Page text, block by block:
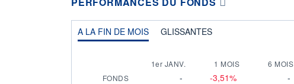
A LA FIN DE MOIS GLISSANTES
1er JANV. 1 MOIS 6 MOIS
FONDS
- -3,51% -